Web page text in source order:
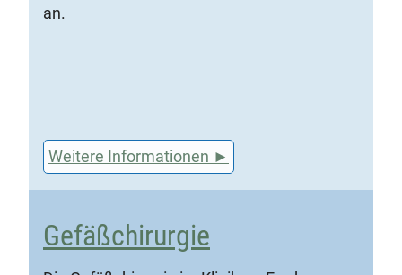
an.
Weitere Informationen
Gefäßchirurgie